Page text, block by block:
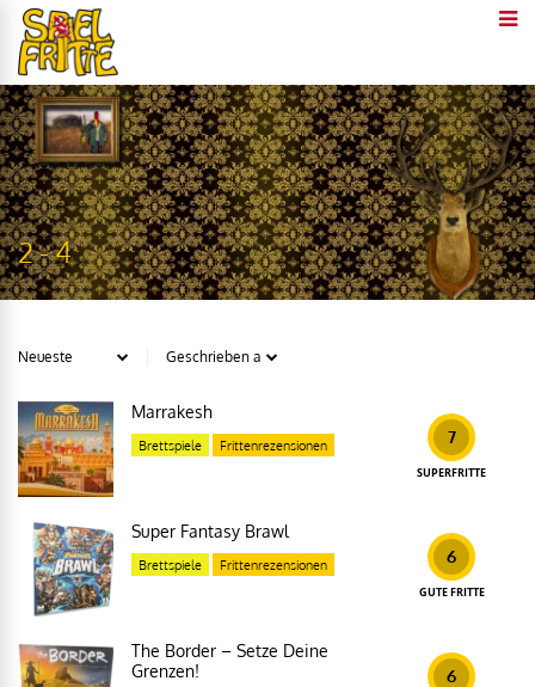
2 - 4
7
SUPERFRITTE
Marrakesh
Brettspiele Frittenrezensionen
6
GUTE FRITTE
Super Fantasy Brawl
Brettspiele Frittenrezensionen
6
The Border – Setze Deine
Grenzen!